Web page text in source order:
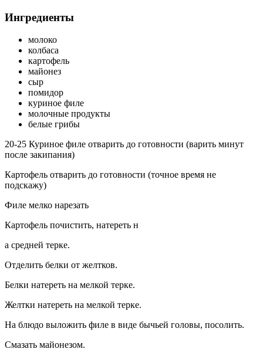
Ингредиенты
молоко
колбаса
картофель
майонез
сыр
помидор
куриное филе
молочные продукты
белые грибы
20-25 Куриное филе отварить до готовности (варить минут
после закипания)
Картофель отварить до готовности (точное время не
подскажу)
Филе мелко нарезать
Картофель почистить, натереть н
а средней терке.
Отделить белки от желтков.
Белки натереть на мелкой терке.
Желтки натереть на мелкой терке.
На блюдо выложить филе в виде бычьей головы, посолить.
Смазать майонезом.